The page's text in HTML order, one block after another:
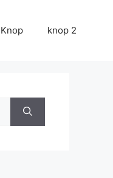
Knop knop 2